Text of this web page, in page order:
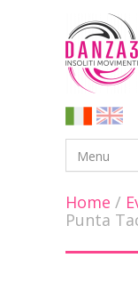
Home /
Punta